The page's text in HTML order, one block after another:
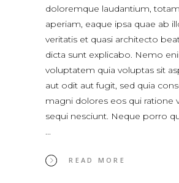
doloremque laudantium,
aperiam, eaque ipsa quae ab
veritatis et quasi architecto
dicta sunt explicabo. Nemo
voluptatem quia voluptas sit
aut odit aut fugit, sed quia
magni dolores eos qui ratione
sequi nesciunt. Neque porro
READ MORE